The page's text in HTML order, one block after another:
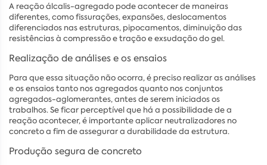
A reação álcalis-agregado pode acontecer de maneiras
diferentes, como fissurações, expansões, deslocamentos
diferenciados nas estruturas, pipocamentos, diminuição das
resistências à compressão e tração e exsudação do gel.
Realização de análises e os ensaios
Para que essa situação não ocorra, é preciso realizar as análises
e os ensaios tanto nos agregados quanto nos conjuntos
agregados-aglomerantes, antes de serem iniciados os
trabalhos. Se ficar perceptível que há a possibilidade de a
reação acontecer, é importante aplicar neutralizadores no
concreto a fim de assegurar a durabilidade da estrutura.
Produção segura de concreto